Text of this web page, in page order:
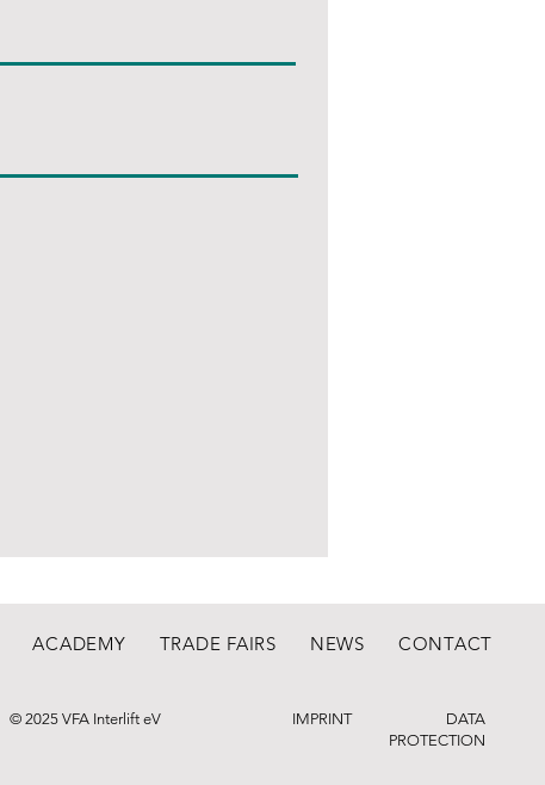
ACADEMY TRADE FAIRS NEWS CONTACT
© 2025 VFA Interlift eV IMPRINT
DATA
PROTECTION